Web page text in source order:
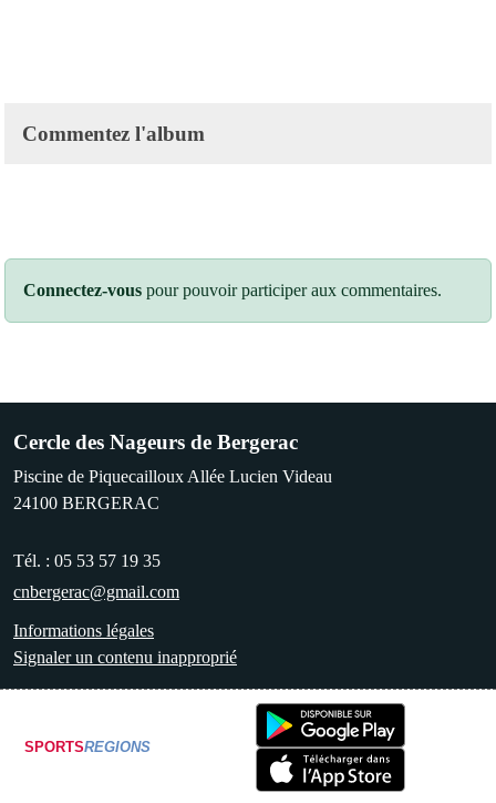
Commentez l'album
Connectez-vous pour pouvoir participer aux commentaires.
Cercle des Nageurs de Bergerac
Piscine de Piquecailloux Allée Lucien Videau
24100 BERGERAC
Tél. : 05 53 57 19 35
cnbergerac@gmail.com
Informations légales
Signaler un contenu inapproprié
SPORTSREGIONS